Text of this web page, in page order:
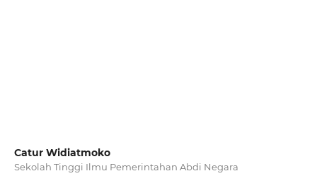
Catur Widiatmoko
Sekolah Tinggi Ilmu Pemerintahan Abdi Negara